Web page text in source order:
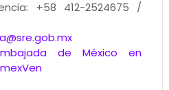
+58 412-2524675 /
de México en